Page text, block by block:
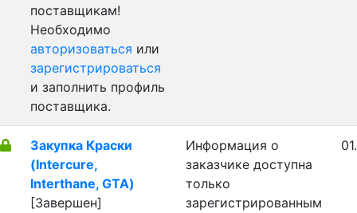
поставщикам!
Необходимо
авторизоваться или
зарегистрироваться
и заполнить профиль
поставщика.
Закупка Краски
(Intercure,
Interthane, GTA)
[Завершен]
Информация о
заказчике доступна
только
зарегистрированным